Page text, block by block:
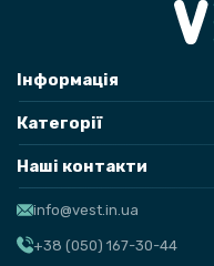
Інформація
Категорії
Наші контакти
info@vest.in.ua
+38 (050) 167-30-44